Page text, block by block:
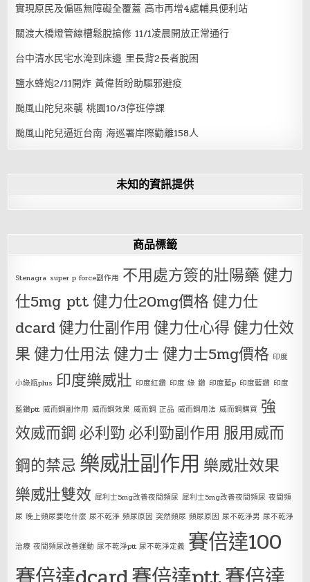
實現原民及偏區無障礙全覆蓋 高市再增4處輔具便利站
關渡大橋燈管線槽鬆脫搶修 11/1凌晨開放正常通行
台中清水民宅水淹到床邊 里長背2長者脫困
鹽水蜂炮2/11開炸 黃偉哲盼助驅邪避疫
颱風山陀兒來襲 桃園10/3停班停課
颱風山陀兒逼近台南 海巡署岸際勸離158人
未知的資訊提供
商品標籤
Stenagra super p force副作用 不用處方簽的壯陽藥健力
仕5mg ptt健力仕20mg價格健力仕
dcard健力仕副作用 健力仕心得健力仕效
果健力仕用法健力士健力士5mg價格 印度
小綠瓶plus 印度樂威壯 印度紅鑽 印度 綠 鑽 印度藍p 印度藍鑽 印度
藍鑽ptt 威而鋼副作用 威而鋼效果 威而鋼 正品 威而鋼用法 威而鋼購買 強
效威而鋼 必利勁 必利勁副作用 服用威而
鋼的禁忌 樂威壯副作用 樂威壯效果
樂威壯雙效 犀利士5mg改善夜間頻尿 犀利士5mg改善夜間頻尿 夜間頻
尿 晚上頻尿要吃什麼 尿不乾淨 頻尿原因 突然頻尿 頻尿原因 尿不乾淨男 尿不乾淨
治療 夜間頻尿改善運動 尿不乾淨ptt 尿不乾淨定義 賽倍達100